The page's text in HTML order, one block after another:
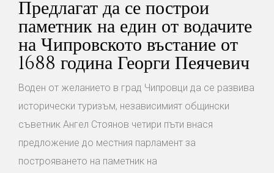
Предлагат да се построи
паметник на един от водачите
на Чипровското въстание от
1688 година Георги Пеячевич
Воден от желанието в град Чипровци да се развива
исторически туризъм, независимият общински
съветник Ангел Стоянов четири пъти внася
предложение до местния парламент за
построяването на паметник на